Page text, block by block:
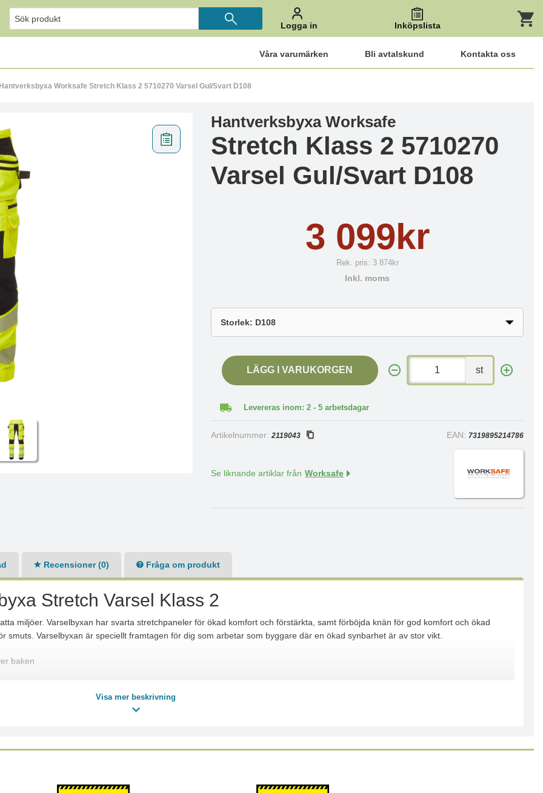
Logga in Inköpslista
Våra varumärken Bli avtalskund Kontakta oss
Hantverksbyxa Worksafe Stretch Klass 2 5710270 Varsel Gul/Svart D108
Hantverksbyxa Worksafe
Stretch Klass 2 5710270
Varsel Gul/Svart D108
3 099kr
Rek. pris: 3 874kr
Inkl. moms
LÄGG I VARUKORGEN st
Levereras inom: 2 - 5 arbetsdagar
Artikelnummer:2119043 EAN: 7319895214786
Se liknande artiklar från Worksafe
Recensioner (0) Fråga om produkt
Stretch Varsel Klass 2
miljöer. Varselbyxan har svarta stretchpaneler för ökad komfort och förstärkta, samt förböjda knän för god komfort och ökad
Varselbyxan är speciellt framtagen för dig som arbetar som byggare där en ökad synbarhet är av stor vikt.
baken
byxan 5 cm med en enkel sprättning
Visa mer beskrivning